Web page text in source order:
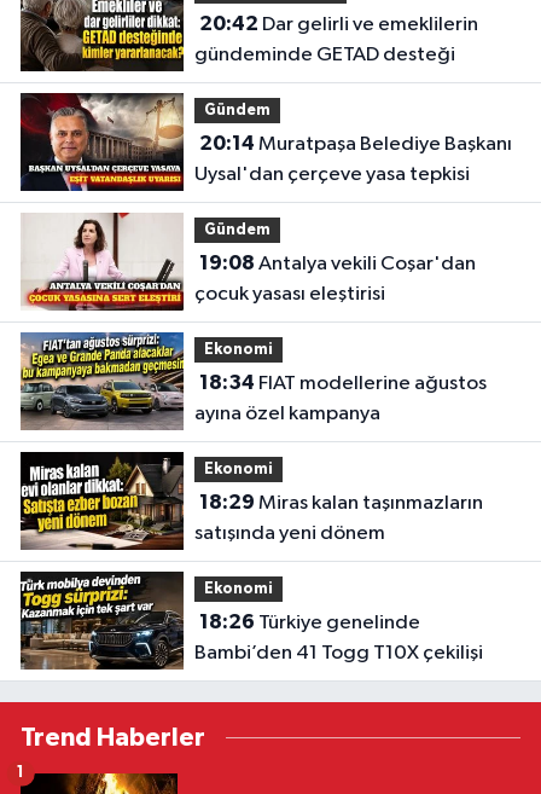
20:42
gündeminde GETAD desteği
Gündem
20:14
Uysal'dan çerçeve yasa tepkisi
Gündem
19:08
çocuk yasası eleştirisi
Ekonomi
18:34
ayına özel kampanya
Ekonomi
18:29
satışında yeni dönem
Ekonomi
18:26
Bambi’den 41 Togg T10X çekilişi
Trend Haberler
1